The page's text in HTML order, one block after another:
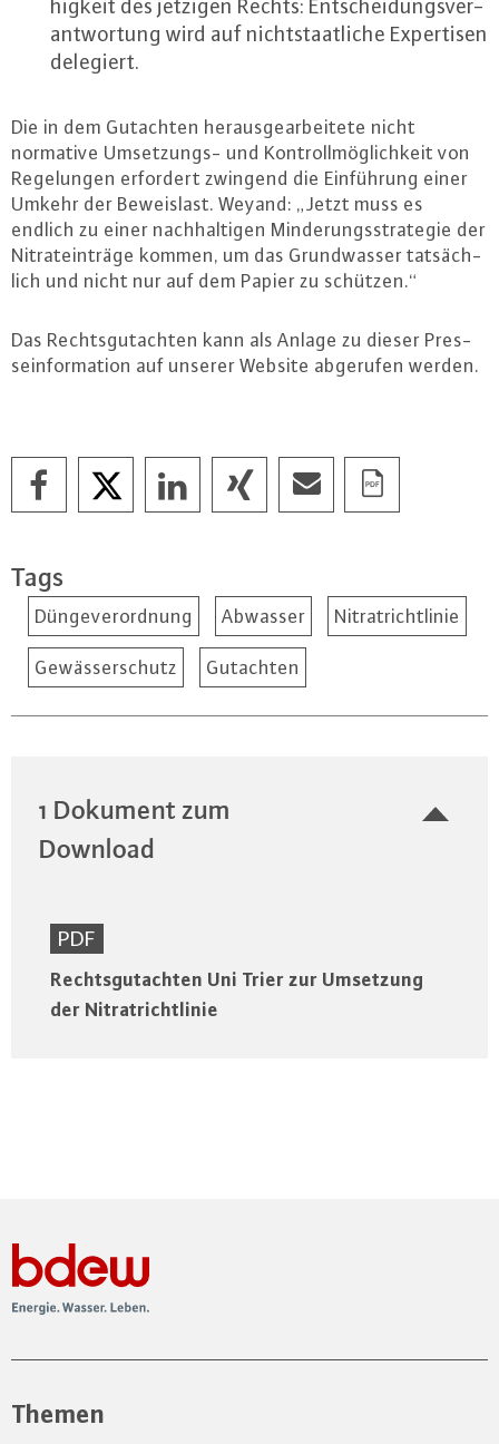
hig­keit des jetzigen Rechts: Ent­schei­dungs­ver­
ant­wor­tung wird auf nicht­staat­li­che Ex­per­ti­sen
delegiert.
Die in dem Gutachten her­aus­ge­ar­bei­te­te nicht
normative Um­set­zungs- und Kon­troll­mög­lich­keit von
Re­ge­lun­gen erfordert zwingend die Ein­füh­rung einer
Umkehr der Be­weis­last. Weyand: „Jetzt muss es
endlich zu einer nach­hal­ti­gen Min­de­rungs­stra­te­gie der
Ni­tratein­trä­ge kommen, um das Grund­was­ser tat­säch­
lich und nicht nur auf dem Papier zu schützen.“
Das Rechts­gut­ach­ten kann als Anlage zu dieser Pres­
se­infor­ma­ti­on auf unserer Website abgerufen werden.
Tags
Düngeverordnung Abwasser Nitratrichtlinie
Gewässerschutz Gutachten
1 Dokument zum
Download
PDF
Rechtsgutachten Uni Trier zur Umsetzung
der Nitratrichtlinie
Themen